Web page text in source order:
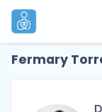
Fermary